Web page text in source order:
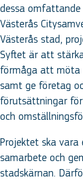
dessa omfattande
Västerås
Västerås stad,
Syftet är att
förmåga att möta
samt ge företag
förutsättningar
och
Projektet ska
samarbete och
stadskärnan.